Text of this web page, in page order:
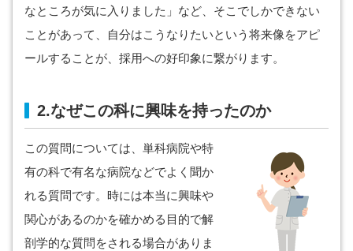
なところが気に入りました」など、そこでしかできない
ことがあって、自分はこうなりたいという将来像をアピ
ールすることが、採用への好印象に繋がります。
2.なぜこの科に興味を持ったのか
この質問については、単科病院や特
有の科で有名な病院などでよく聞か
れる質問です。時には本当に興味や
関心があるのかを確かめる目的で解
剖学的な質問をされる場合がありま